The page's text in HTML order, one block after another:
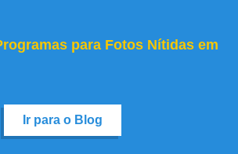
para Fotos Nítidas em
Ir para o Blog